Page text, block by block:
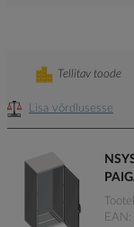
Lisa võrdlusesse
Tellitav toode
EAN